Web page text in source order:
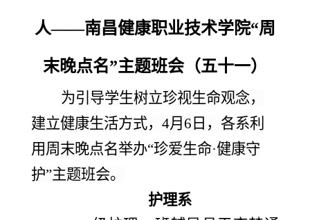
人——南昌健康职业技术学院“周
末晚点名”主题班会（五十一）
为引导学生树立珍视生命观念，
建立健康生活方式，4月6日，各系利
用周末晚点名举办“珍爱生命·健康守
护”主题班会。
护理系